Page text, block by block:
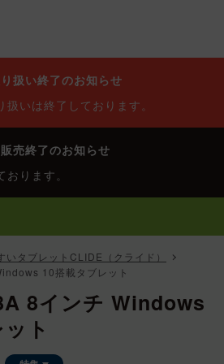
扱い終了のお知らせ
いは終了しております。
販売終了のお知らせ
ります。
いタブレットCLIDE（クライド）
10搭載タブレット
8インチ Windows
ト